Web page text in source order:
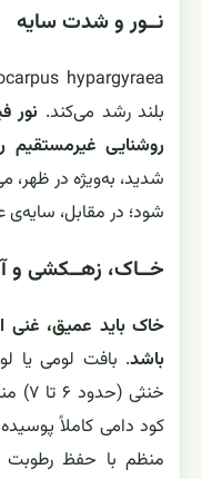
نــور و شدت سایه
بلند رشد می‌کند.
روشنایی
شدید، به‌ویژه در
شود؛ در مقابل،
خــاک، زهــکشی و
خاک باید عمیق، غنی
باشد
کود دامی کاملاً
منظم با حفظ رطوبت